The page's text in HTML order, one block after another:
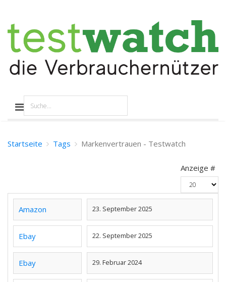
Startseite Tags Markenvertrauen - Testwatch
Anzeige #
Amazon 23. September 2025
Ebay 22. September 2025
Ebay 29. Februar 2024